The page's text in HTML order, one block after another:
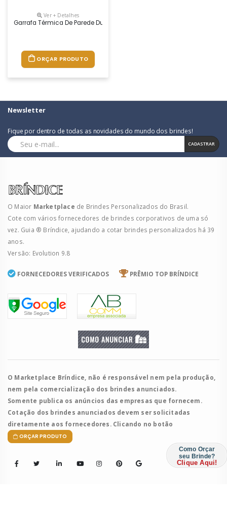
Ver + Detalhes
Garrafa Térmica De Parede Dupla Em Inox, Capacidade De 700ml.
ORÇAR PRODUTO
Newsletter
Fique por dentro de todas as novidades do mundo dos brindes!
CADASTRAR
O Maior Marketplace de Brindes Personalizados do Brasil.
Cote com vários fornecedores de brindes corporativos de uma só
vez. Guia ® Bríndice, ajudando a cotar brindes personalizados há 39
anos.
Versão: Evolution 9.8
FORNECEDORES VERIFICADOS PRÊMIO TOP BRÍNDICE
O Marketplace Bríndice, não é responsável nem pela produção,
nem pela comercialização dos brindes anunciados.
Somente publica os anúncios das empresas que fornecem.
Cotação dos brindes anunciados devem ser solicitadas
diretamente aos fornecedores. Clicando no botão
ORÇAR PRODUTO
Como Orçar
seu Brinde?
Clique Aqui!